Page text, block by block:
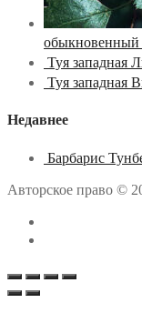
Туя западная
Туя западная
Недавнее
Барбарис
Авторское право ©